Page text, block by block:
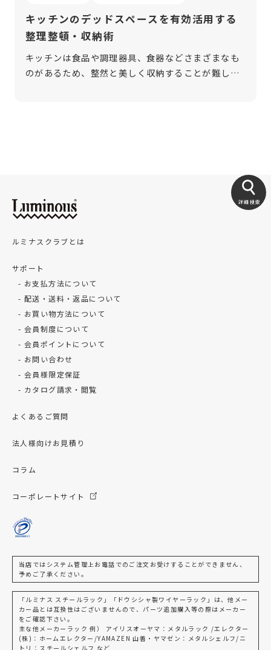
キッチンのデッドスペースを有効活用する
整理整頓・収納術
キッチンは食品や調理器具、食器などさまざまなも
のがあるため、整然と美しく収納することが難しい
詳細検索
ルミナスクラブとは
サポート
お支払方法について
配送・送料・返品について
お買い物方法について
会員制度について
会員ポイントについて
お問い合わせ
会員様限定保証
カタログ請求・閲覧
よくあるご質問
法人様向けお見積り
コラム
コーポレートサイト
当店ではシステム管理上お電話でのご注文お受けすることができません、
予めご了承ください。
「ルミナス スチールラック」「ドウシシャ製ワイヤーラック」は、他メー
カー品とは互換性はございませんので、パーツ追加購入等の際はメーカー
をご確認下さい。
主な他メーカーラック 例） アイリスオーヤマ：メタルラック /エレクター
(株)：ホームエレクター/YAMAZEN 山善・ヤマゼン：メタルシェルフ/ニ
トリ：スチールシェルフ など